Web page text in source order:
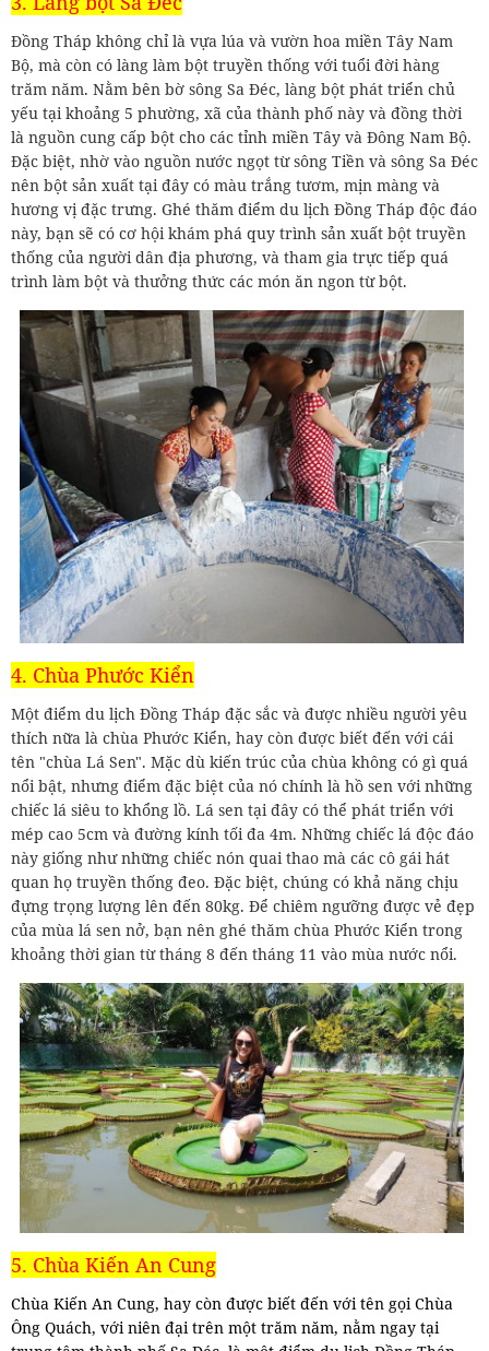
Đồng Tháp không chỉ là vựa lúa và vườn hoa miền Tây Nam
Bộ, mà còn có làng làm bột truyền thống với tuổi đời hàng
trăm năm. Nằm bên bờ sông Sa Đéc, làng bột phát triển chủ
yếu tại khoảng 5 phường, xã của thành phố này và đồng thời
là nguồn cung cấp bột cho các tỉnh miền Tây và Đông Nam Bộ.
Đặc biệt, nhờ vào nguồn nước ngọt từ sông Tiền và sông Sa Đéc
nên bột sản xuất tại đây có màu trắng tươm, mịn màng và
hương vị đặc trưng. Ghé thăm điểm du lịch Đồng Tháp độc đáo
này, bạn sẽ có cơ hội khám phá quy trình sản xuất bột truyền
thống của người dân địa phương, và tham gia trực tiếp quá
trình làm bột và thưởng thức các món ăn ngon từ bột.
4. Chùa Phước Kiển
Một điểm du lịch Đồng Tháp đặc sắc và được nhiều người yêu
thích nữa là chùa Phước Kiển, hay còn được biết đến với cái
tên "chùa Lá Sen". Mặc dù kiến trúc của chùa không có gì quá
nổi bật, nhưng điểm đặc biệt của nó chính là hồ sen với những
chiếc lá siêu to khổng lồ. Lá sen tại đây có thể phát triển với
mép cao 5cm và đường kính tối đa 4m. Những chiếc lá độc đáo
này giống như những chiếc nón quai thao mà các cô gái hát
quan họ truyền thống đeo. Đặc biệt, chúng có khả năng chịu
đựng trọng lượng lên đến 80kg. Để chiêm ngưỡng được vẻ đẹp
của mùa lá sen nở, bạn nên ghé thăm chùa Phước Kiển trong
khoảng thời gian từ tháng 8 đến tháng 11 vào mùa nước nổi.
5. Chùa Kiến An Cung
Chùa Kiến An Cung, hay còn được biết đến với tên gọi Chùa
Ông Quách, với niên đại trên một trăm năm, nằm ngay tại